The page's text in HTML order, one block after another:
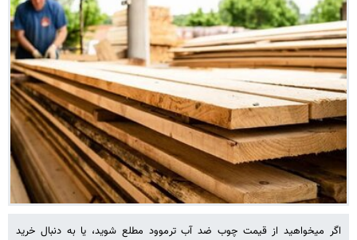
اگر میخواهید از قیمت چوب ضد آب ترموود مطلع شوید، یا به دنبال خرید